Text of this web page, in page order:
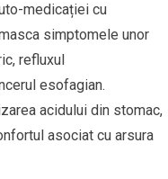
medicației cu
simptomele unor
refluxul
esofagian.
acidului din stomac,
asociat cu arsura